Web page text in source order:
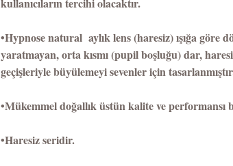
•Hypnose natural aylık lens (haresiz) ışığa
yaratmayan, orta kısmı (pupil boşluğu) dar,
geçişleriyle büyülemeyi sevenler için
•Mükemmel doğallık üstün kalite ve
•Haresiz seridir.